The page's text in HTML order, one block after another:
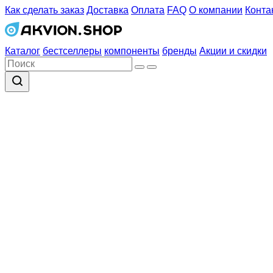
Как сделать заказ Доставка Оплата FAQ О компании
Каталог бестселлеры компоненты бренды Акции и скидки